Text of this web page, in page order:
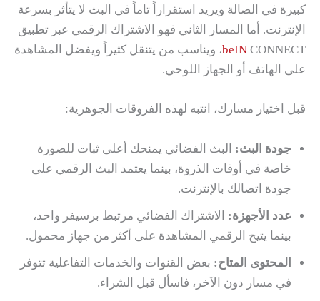
كبيرة في الصالة ويريد استقراراً تاماً في البث لا يتأثر بسرعة
الإنترنت. أما المسار الثاني فهو الاشتراك الرقمي عبر تطبيق
beINCONNECT، ويناسب من يتنقل كثيراً ويفضل المشاهدة
على الهاتف أو الجهاز اللوحي.
قبل اختيار مسارك، انتبه لهذه الفروقات الجوهرية:
جودة البث: البث الفضائي يمنحك أعلى ثبات للصورة
خاصة في أوقات الذروة، بينما يعتمد البث الرقمي على
جودة اتصالك بالإنترنت.
عدد الأجهزة: الاشتراك الفضائي مرتبط برسيفر واحد،
بينما يتيح الرقمي المشاهدة على أكثر من جهاز محمول.
المحتوى المتاح: بعض القنوات والخدمات التفاعلية تتوفر
في مسار دون الآخر، فاسأل قبل الشراء.